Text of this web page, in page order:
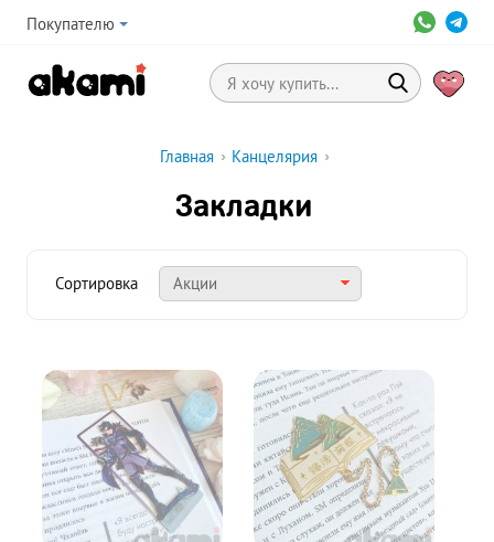
Покупателю
Главная › Канцелярия ›
Закладки
Сортировка Акции